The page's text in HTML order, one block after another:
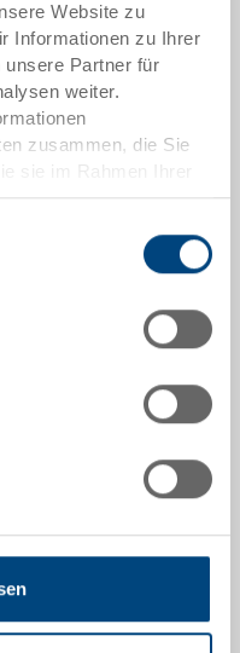
Website zu
Informationen zu Ihrer
unsere Partner für
weiter.
zusammen, die Sie
Verpackungseinheiten.